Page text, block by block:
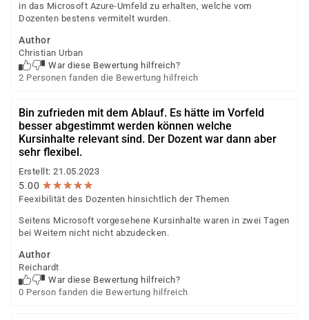
in das Microsoft Azure-Umfeld zu erhalten, welche vom
Dozenten bestens vermitelt wurden.
Author
Christian Urban
War diese Bewertung hilfreich?
2 Personen fanden die Bewertung hilfreich
Bin zufrieden mit dem Ablauf. Es hätte im Vorfeld
besser abgestimmt werden können welche
Kursinhalte relevant sind. Der Dozent war dann aber
sehr flexibel.
Erstellt: 21.05.2023
5.00 ★★★★★
★★★★★
Feexibilität des Dozenten hinsichtlich der Themen
Seitens Microsoft vorgesehene Kursinhalte waren in zwei Tagen
bei Weitem nicht nicht abzudecken.
Author
Reichardt
War diese Bewertung hilfreich?
0 Person fanden die Bewertung hilfreich